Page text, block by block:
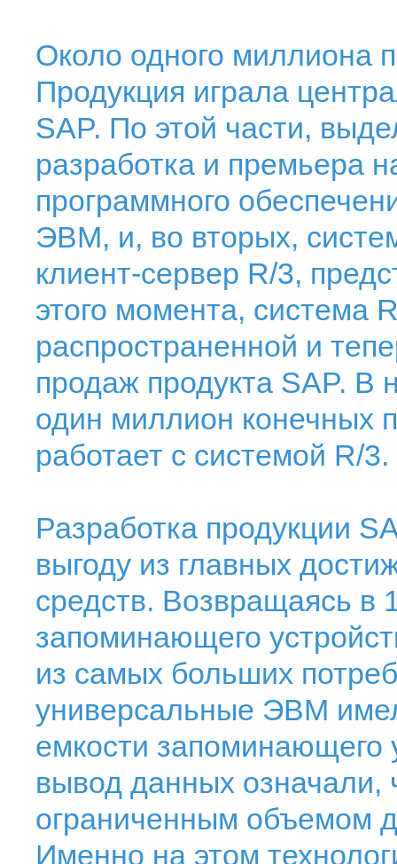
Около одного миллиона
Продукция играла
SAP. По этой части,
разработка и премьера
программного
ЭВМ, и, во вторых,
клиент-сервер R/3,
этого момента, система
распространенной и
продаж продукта SAP.
один миллион конечных
работает с системой R/3.
Разработка продукции
выгоду из главных
средств. Возвращаясь в
запоминающего
из самых больших
универсальные ЭВМ
емкости запоминающего
вывод данных означали,
ограниченным объемом
Именно на этом